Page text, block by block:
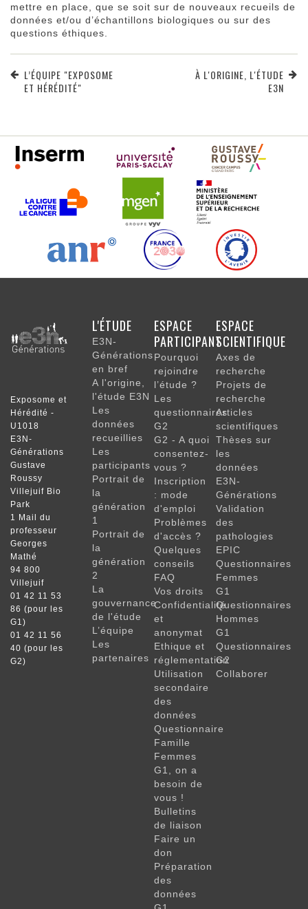
mettre en place, que se soit sur de nouveaux recueils de
données et/ou d’échantillons biologiques ou sur des
questions éthiques.
L’ÉQUIPE "EXPOSOME
ET HÉRÉDITÉ"
À L'ORIGINE, L'ÉTUDE
E3N
NAVIGATION
PRINCIPALE
L'ÉTUDE
E3N-
Générations
en bref
A l'origine,
l'étude E3N
Les
données
recueillies
Les
participants
Portrait de
la
génération
1
Portrait de
la
génération
2
La
gouvernance
de l'étude
L’équipe
Les
partenaires
ESPACE
PARTICIPANT
Pourquoi
rejoindre
l’étude ?
Les
questionnaires
G2
G2 - A quoi
consentez-
vous ?
Inscription
: mode
d'emploi
Problèmes
d'accès ?
Quelques
conseils
FAQ
Vos droits
Confidentialité
et
anonymat
Ethique et
réglementation
Utilisation
secondaire
des
données
Questionnaire
Famille
Femmes
G1, on a
besoin de
vous !
Bulletins
de liaison
Faire un
don
Préparation
des
données
ESPACE
SCIENTIFIQUE
Axes de
recherche
Projets de
recherche
Articles
scientifiques
Thèses sur
les
données
E3N-
Générations
Validation
des
pathologies
EPIC
Questionnaires
Femmes
G1
Questionnaires
Hommes
G1
Questionnaires
G2
Collaborer
Exposome et
Hérédité -
U1018
E3N-
Générations
Gustave
Roussy
Villejuif Bio
Park
1 Mail du
professeur
Georges
Mathé
94 800
Villejuif
01 42 11 53
86 (pour les
G1)
01 42 11 56
40 (pour les
G2)